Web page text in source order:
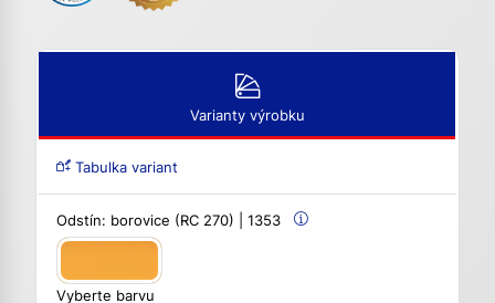
Varianty výrobku
Tabulka variant
Odstín: borovice (RC 270) | 1353
Vyberte barvu